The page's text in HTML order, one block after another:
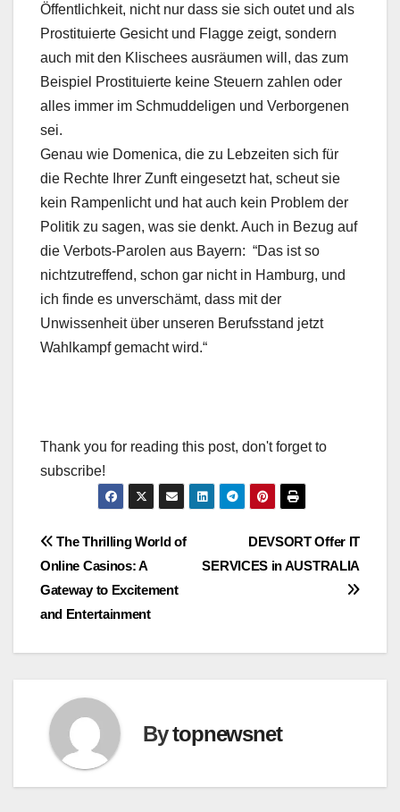
Öffentlichkeit, nicht nur dass sie sich outet und als
Prostituierte Gesicht und Flagge zeigt, sondern
auch mit den Klischees ausräumen will, das zum
Beispiel Prostituierte keine Steuern zahlen oder
alles immer im Schmuddeligen und Verborgenen
sei.
Genau wie Domenica, die zu Lebzeiten sich für
die Rechte Ihrer Zunft eingesetzt hat, scheut sie
kein Rampenlicht und hat auch kein Problem der
Politik zu sagen, was sie denkt. Auch in Bezug auf
die Verbots-Parolen aus Bayern: “Das ist so
nichtzutreffend, schon gar nicht in Hamburg, und
ich finde es unverschämt, dass mit der
Unwissenheit über unseren Berufsstand jetzt
Wahlkampf gemacht wird.“
Thank you for reading this post, don't forget to
subscribe!
Post
navigation
DEVSORT Offer IT
SERVICES in AUSTRALIA
The Thrilling World of
Online Casinos: A
Gateway to Excitement
and Entertainment
Bytopnewsnet